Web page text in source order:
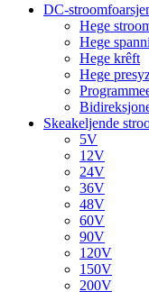
DC-
Hege
Hege
Hege krêft
Hege
Skeakeljende
5V
12V
24V
36V
48V
60V
90V
120V
150V
200V